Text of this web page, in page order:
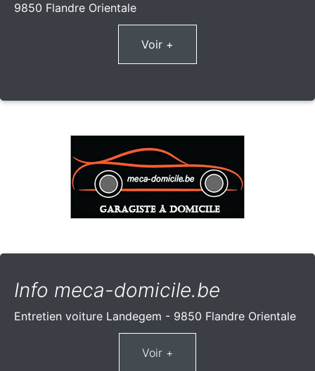
9850 Flandre Orientale
Voir +
Info meca-domicile.be
Entretien voiture Landegem - 9850 Flandre Orientale